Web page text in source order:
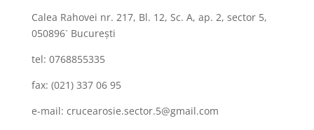
Calea Rahovei nr. 217, Bl. 12, Sc. A, ap. 2, sector 5,
050896` Bucureşti
tel: 0768855335
fax: (021) 337 06 95
e-mail: crucearosie.sector.5@gmail.com